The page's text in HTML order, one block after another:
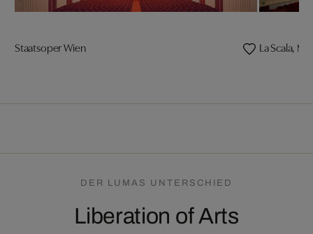
Staatsoper Wien La Scala,
DER LUMAS UNTERSCHIED
Liberation of Arts